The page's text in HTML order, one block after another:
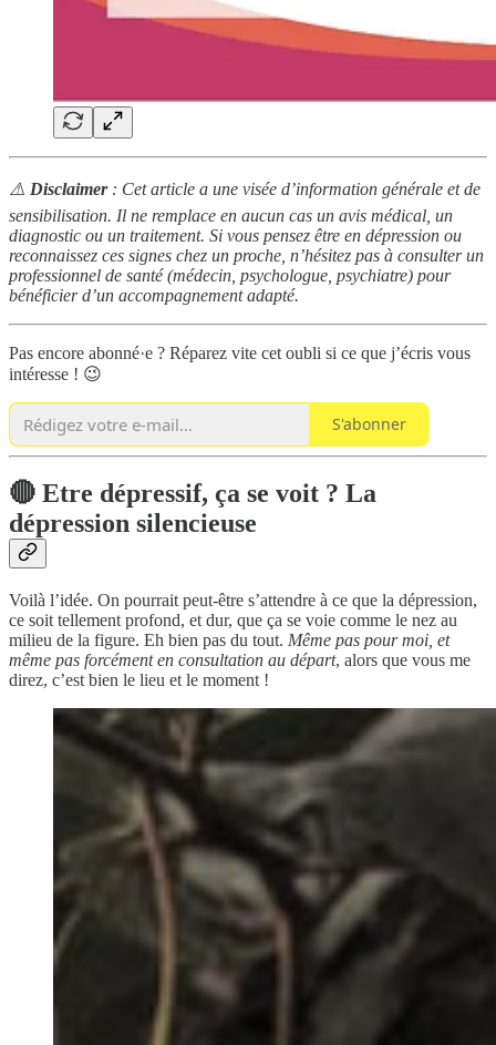
⚠️ Disclaimer: Cet article a une visée d’information générale et de
sensibilisation. Il ne remplace en aucun cas un avis médical, un
diagnostic ou un traitement. Si vous pensez être en dépression ou
reconnaissez ces signes chez un proche, n’hésitez pas à consulter un
professionnel de santé (médecin, psychologue, psychiatre) pour
bénéficier d’un accompagnement adapté.
Pas encore abonné·e ? Réparez vite cet oubli si ce que j’écris vous
intéresse ! 😉
S'abonner
🔴 Etre dépressif, ça se voit ? La
dépression silencieuse
Voilà l’idée. On pourrait peut-être s’attendre à ce que la dépression,
ce soit tellement profond, et dur, que ça se voie comme le nez au
milieu de la figure. Eh bien pas du tout. Même pas pour moi, et
même pas forcément en consultation au départ, alors que vous me
direz, c’est bien le lieu et le moment !